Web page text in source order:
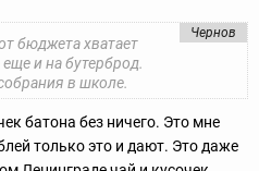
Чернов
бюджета хватает
и на бутерброд.
в школе.
батона без ничего. Это мне
только это и дают. Это даже